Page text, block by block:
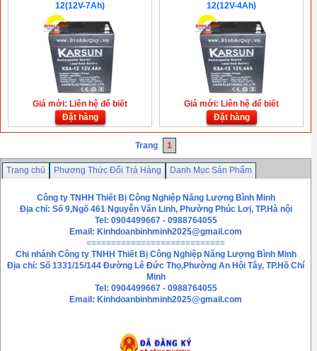
12(12V-7Ah)
Giá mới: Liên hệ để biết
Đặt hàng
12(12V-4Ah)
Giá mới: Liên hệ để biết
Đặt hàng
Trang 1
Trang chủ Phương Thức Đổi Trả Hàng
Danh Mục Sản Phẩm
Công ty TNHH Thiết Bị Công Nghiệp Năng Lượng Bình Minh
Địa chỉ: Số 9,Ngõ 461 Nguyễn Văn Linh, Phường Phúc Lơị, TP.Hà nội
Tel: 0904499667 - 0988764055
Email: Kinhdoanbinhminh2025@gmail.com
============================
Chi nhánh Công ty TNHH Thiết Bị Công Nghiệp Năng Lượng Bình Minh
Địa chỉ: Số 1331/15/144 Đường Lê Đức Thọ,Phường An Hội Tây, TP.Hồ Chí
Minh
Tel: 0904499667 - 0988764055
Email: Kinhdoanbinhminh2025@gmail.com